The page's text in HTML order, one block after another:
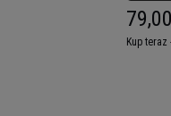
Kup teraz